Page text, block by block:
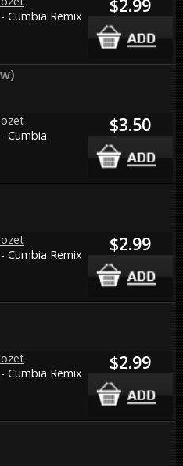
Cumbia Remix
$2.99
Cumbia
$3.50
Cumbia Remix
$2.99
Cumbia Remix
$2.99